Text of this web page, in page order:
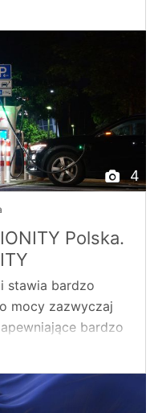
4
Polska.
stawia bardzo
mocy zazwyczaj
bardzo